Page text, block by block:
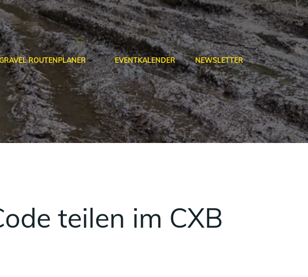
ROUTENPLANER EVENTKALENDER NEWSLETTER
teilen im CXB